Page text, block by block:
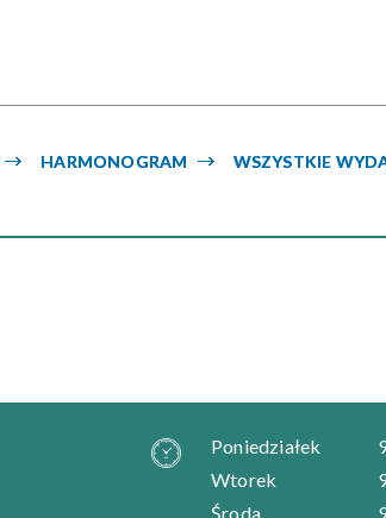
Miejsce WSZYSTKIE
HARMONOGRAM
Poniedziałek
Wtorek
Środa